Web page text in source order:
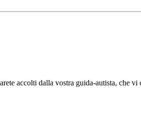
accolti dalla vostra guida-autista, che